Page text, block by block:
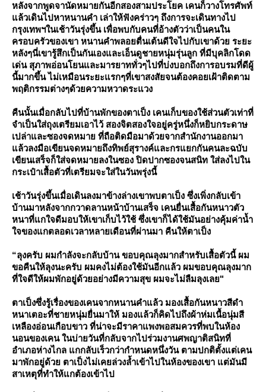
หลังจากพูดจานัดหมายกันอีกสองสามประโยค เคนก็วางโทรศัพท์
ล้วเดินไปหาหนานคำ เล่าให้ฟังคร่าวๆ ถึงการจะเดินทางไป
กรุงเทพฯในเช้าวันรุ่งขึ้น เพื่อพบกับคนที่อ้างตัวว่าเป็นคนใน
ครอบครัวของเขา หนานคำพลอยตื่นเต้นดีใจไปกับเขาด้วย ระยะ
หลังๆนี่เขารู้สึกเป็นกันเองและเอ็นดูชายหนุ่มรุ่นลูก ที่มีบุคลิกโดด
เด่น สุภาพอ่อนโยนและมารยาททั่วๆไปที่บ่งบอกถึงการอบรมที่ดีผู้
นี้มากขึ้น ไม่เหมือนระยะแรกๆที่เขาสงสัยจนต้องคอยเฝ้าติดตาม
พฤติกรรมต่างๆด้วยความหวาดระแวง
คืนนั้นเมื่อกลับไปที่บ้านพักของตาเป็ง เคนเก็บของใช้ส่วนตัวเท่าที่
จำเป็นใส่ถุงเตรียมเอาไว้ สองจิตสองใจอยู่ครู่หนึ่งก็หยิบกระดาษ
เปล่าและซองจดหมาย ที่ถือติดมือมาด้วยจากสำนักงานออกมา
ล้วลงมือเขียนจดหมายถึงทิพย์สุรางค์และกรแยกกันคนละฉบับ
เขียนเสร็จก็ใส่จดหมายลงในซอง ปิดปากซองจนสนิท ใส่ลงไปใน
กระเป๋าเสื้อตัวที่เตรียมจะใส่ในวันพรุ่งนี้
เช้าวันรุ่งขึ้นเมื่อเดินลงมาข้างล่างเขาพบตาเป็ง ซึ่งเพิ่งกลับเข้า
บ้านมาหลังจากกวาดลานหน้าบ้านเสร็จ เคนยื่นเสื้อกันหนาวตัว
หนาที่แกใจดีมอบให้เขาเก็บไว้ใช้ ซึ่งเขาก็ได้ใช้มันอย่างคุ้มค่าน้ำ
จของแกตลอดเวลาหลายเดือนที่ผ่านมา คืนให้ตาเป็ง
“ลุงครับ ผมกำลังจะกลับบ้าน ขอบคุณลุงมากสำหรับเสื้อตัวนี้ ผม
ขอคืนให้ลุงนะครับ ผมคงไม่ต้องใช้มันอีกแล้ว ผมขอบคุณลุงมาก
ที่ใจดีให้ผมพักอยู่ด้วยอย่างมีความสุข ผมจะไม่ลืมลุงเลย"
ตาเป็งซึ่งรู้เรื่องของเคนจากหนานคำแล้ว มองเสื้อกันหนาวสีดำ
หนาเตอะที่ชายหนุ่มยื่นมาให้ มองแล้วก็คิดไปถึงผ้าห่มเนื้อนุ่มสี
เหลืองอ่อนเกือบขาว ที่น่าจะมีราคาแพงพอสมควรที่พบในห้อง
นอนของเคน ในบ่ายวันที่กลับจากไปร่วมงานศพญาติสนิทที่
อำเภอห่างไกล แกกลับเร็วกว่ากำหนดหนึ่งวัน ตามปกติตั้งแต่เคน
มาพักอยู่ด้วย ตาเป็งไม่เคยล่วงล้ำเข้าไปในห้องของเขา แต่มันมี
สาเหตุที่ทำให้แกต้องเข้าไป